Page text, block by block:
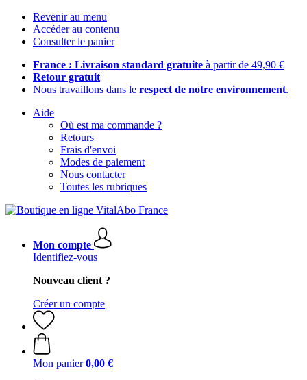
Revenir au menu
Accéder au contenu
Consulter le panier
France : Livraison standard gratuite à partir de 49,90 €
Retour gratuit
Nous travaillons dans le respect de notre environnement.
Aide
Où est ma commande ?
Retours
Frais d'envoi
Modes de paiement
Nous contacter
Toutes les rubriques
Mon compte
Identifiez-vous
Nouveau client ?
Créer un compte
Mon panier 0,00 €